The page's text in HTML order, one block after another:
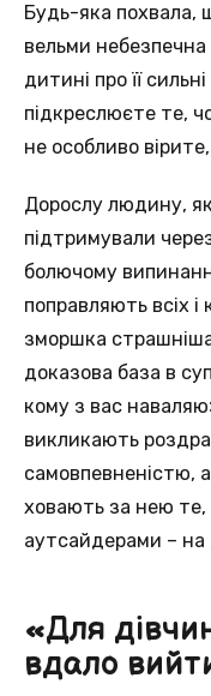
Будь-яка похвала,
вельми
дитині про її
підкреслюєте те,
не особливо
Дорослу людину,
підтримували
болючому
поправляють всіх
зморшка
доказова база в
кому з вас
викликають
самовпевненістю,
ховають за нею те,
аутсайдерами – на
«Для
вдало